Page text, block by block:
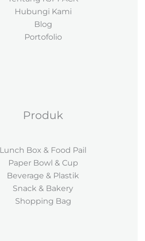
Hubungi Kami
Blog
Portofolio
Produk
Lunch Box & Food Pail
Paper Bowl & Cup
Beverage & Plastik
Snack & Bakery
Shopping Bag